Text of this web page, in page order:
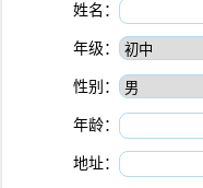
姓名：
年级：
性别：
年龄：
地址：